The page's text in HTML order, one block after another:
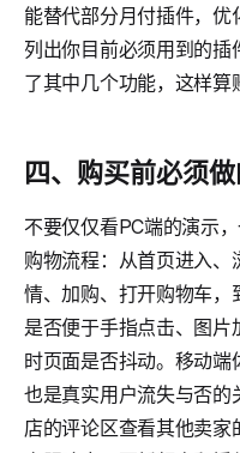
能替代部分月付插件，
列出你目前必须用到的
了其中几个功能，这样算
四、购买前必须
不要仅仅看PC端的演示
购物流程：从首页进入
情、加购、打开购物车
是否便于手指点击、图
时页面是否抖动。移动端
也是真实用户流失与否的
店的评论区查看其他卖